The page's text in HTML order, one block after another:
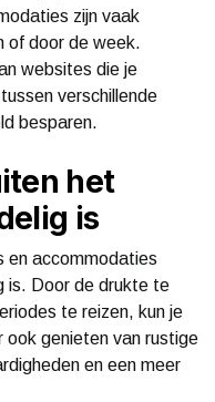
zijn vaak
of door de week.
websites die je
verschillende
besparen.
het
is
en accommodaties
is. Door de drukte te
te reizen, kun je
ook genieten van rustige
en een meer